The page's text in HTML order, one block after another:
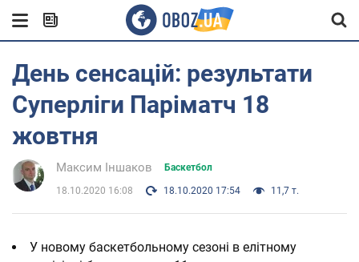
День сенсацій: результати
Суперліги Паріматч 18
жовтня
Максим Іншаков Баскетбол
18.10.2020 16:08 18.10.2020 17:54 11,7 т.
У новому баскетбольному сезоні в елітному